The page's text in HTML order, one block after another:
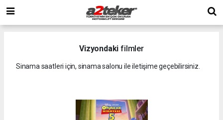
Vizyondaki filmler
Sinama saatleri için, sinama salonu ile iletişime geçebilirsiniz.